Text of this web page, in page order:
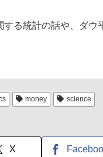
する統計の話や、ダ
money science
X